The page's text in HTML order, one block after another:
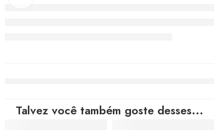
Talvez você também goste desses...